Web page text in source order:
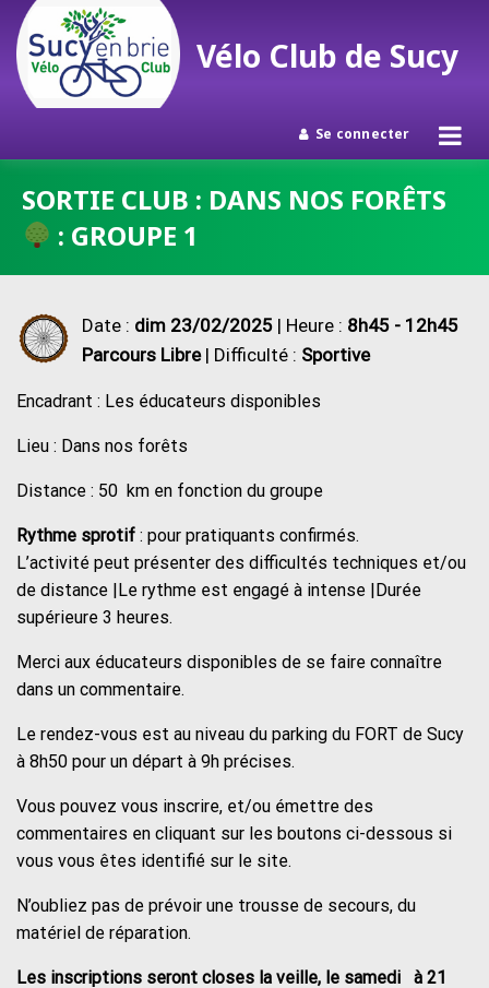
contenu
Vélo Club de Sucy
Se connecter
SORTIE CLUB : DANS NOS FORÊTS
: GROUPE 1
Date : dim 23/02/2025 | Heure : 8h45 - 12h45
Parcours Libre| Difficulté : Sportive
Encadrant : Les éducateurs disponibles
Lieu : Dans nos forêts
Distance : 50 km en fonction du groupe
Rythme sprotif : pour pratiquants confirmés.
L’activité peut présenter des difficultés techniques et/ou
de distance |Le rythme est engagé à intense |Durée
supérieure 3 heures.
Merci aux éducateurs disponibles de se faire connaître
dans un commentaire.
Le rendez-vous est au niveau du parking du FORT de Sucy
à 8h50 pour un départ à 9h précises.
Vous pouvez vous inscrire, et/ou émettre des
commentaires en cliquant sur les boutons ci-dessous si
vous vous êtes identifié sur le site.
N’oubliez pas de prévoir une trousse de secours, du
matériel de réparation.
Les inscriptions seront closes la veille, le samedi à 21